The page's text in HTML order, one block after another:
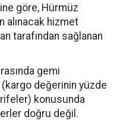
göre, Hürmüz
alınacak hizmet
tarafından sağlanan
gemi
(kargo değerinin yüzde
konusunda
doğru değil.